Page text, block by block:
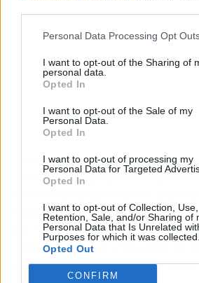
Personal Data Processing Opt
I want to opt-out of the Sharing of
personal data.
Opted In
I want to opt-out of the Sale of my
Personal Data.
Opted In
I want to opt-out of processing my
Personal Data for Targeted
Opted In
I want to opt-out of Collection, Use,
Retention, Sale, and/or Sharing of
Personal Data that Is Unrelated
Purposes for which it was collected.
Opted Out
CONFIRM
Mailmarksabe que en los
secreto. Suequipo de
entre marcas y consumidores
no solo la captación de un
clientes, sino la activación de
estrategias demarketing